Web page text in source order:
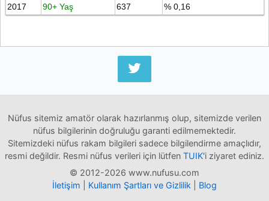
2017
90+ Yaş 637 % 0,16
Nüfus sitemiz amatör olarak hazırlanmış olup, sitemizde verilen
nüfus bilgilerinin doğruluğu garanti edilmemektedir.
Sitemizdeki nüfus rakam bilgileri sadece bilgilendirme amaçlıdır,
resmi değildir. Resmi nüfus verileri için lütfen TUIK'i ziyaret ediniz.
© 2012-2026 www.nufusu.com
İletişim
Kullanım Şartları ve Gizlilik Blog